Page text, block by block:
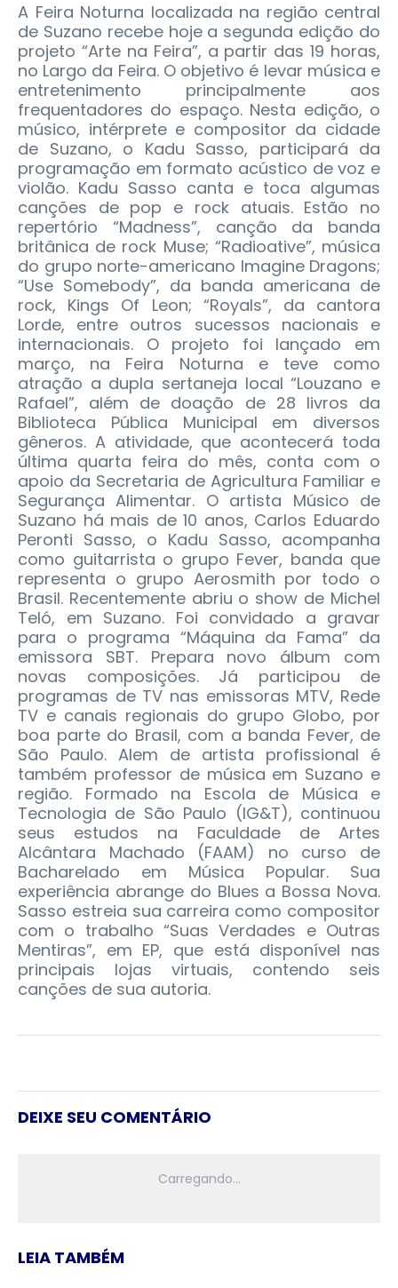
A Feira Noturna localizada na região central
de Suzano recebe hoje a segunda edição do
projeto “Arte na Feira”, a partir das 19 horas,
no Largo da Feira. O objetivo é levar música e
entretenimento principalmente aos
frequentadores do espaço. Nesta edição, o
músico, intérprete e compositor da cidade
de Suzano, o Kadu Sasso, participará da
programação em formato acústico de voz e
violão. Kadu Sasso canta e toca algumas
canções de pop e rock atuais. Estão no
repertório “Madness”, canção da banda
britânica de rock Muse; “Radioative”, música
do grupo norte-americano Imagine Dragons;
“Use Somebody”, da banda americana de
rock, Kings Of Leon; “Royals”, da cantora
Lorde, entre outros sucessos nacionais e
internacionais. O projeto foi lançado em
março, na Feira Noturna e teve como
atração a dupla sertaneja local “Louzano e
Rafael”, além de doação de 28 livros da
Biblioteca Pública Municipal em diversos
gêneros. A atividade, que acontecerá toda
última quarta feira do mês, conta com o
apoio da Secretaria de Agricultura Familiar e
Segurança Alimentar. O artista Músico de
Suzano há mais de 10 anos, Carlos Eduardo
Peronti Sasso, o Kadu Sasso, acompanha
como guitarrista o grupo Fever, banda que
representa o grupo Aerosmith por todo o
Brasil. Recentemente abriu o show de Michel
Teló, em Suzano. Foi convidado a gravar
para o programa “Máquina da Fama” da
emissora SBT. Prepara novo álbum com
novas composições. Já participou de
programas de TV nas emissoras MTV, Rede
TV e canais regionais do grupo Globo, por
boa parte do Brasil, com a banda Fever, de
São Paulo. Alem de artista profissional é
também professor de música em Suzano e
região. Formado na Escola de Música e
Tecnologia de São Paulo (IG&T), continuou
seus estudos na Faculdade de Artes
Alcântara Machado (FAAM) no curso de
Bacharelado em Música Popular. Sua
experiência abrange do Blues a Bossa Nova.
Sasso estreia sua carreira como compositor
com o trabalho “Suas Verdades e Outras
Mentiras”, em EP, que está disponível nas
principais lojas virtuais, contendo seis
canções de sua autoria.
DEIXE SEU COMENTÁRIO
LEIA TAMBÉM